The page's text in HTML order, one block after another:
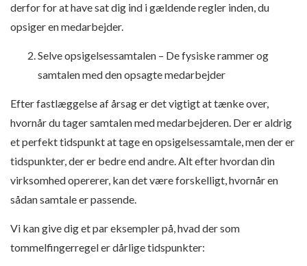
derfor for at have sat dig ind i gældende regler inden, du
opsiger en medarbejder.
Selve opsigelsessamtalen – De fysiske rammer og
samtalen med den opsagte medarbejder
Efter fastlæggelse af årsag er det vigtigt at tænke over,
hvornår du tager samtalen med medarbejderen. Der er aldrig
et perfekt tidspunkt at tage en opsigelsessamtale, men der er
tidspunkter, der er bedre end andre. Alt efter hvordan din
virksomhed opererer, kan det være forskelligt, hvornår en
sådan samtale er passende.
Vi kan give dig et par eksempler på, hvad der som
tommelfingerregel er dårlige tidspunkter: